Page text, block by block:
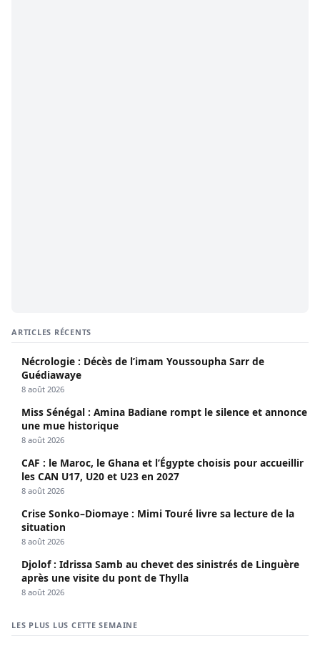
ARTICLES RÉCENTS
Nécrologie : Décès de l’imam Youssoupha Sarr de
Guédiawaye
8 août 2026
Miss Sénégal : Amina Badiane rompt le silence et annonce
une mue historique
8 août 2026
CAF : le Maroc, le Ghana et l’Égypte choisis pour accueillir
les CAN U17, U20 et U23 en 2027
8 août 2026
Crise Sonko–Diomaye : Mimi Touré livre sa lecture de la
situation
8 août 2026
Djolof : Idrissa Samb au chevet des sinistrés de Linguère
après une visite du pont de Thylla
8 août 2026
LES PLUS LUS CETTE SEMAINE